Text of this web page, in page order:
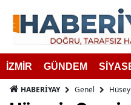
İZMİR GÜNDEM
HABERİYAY Genel